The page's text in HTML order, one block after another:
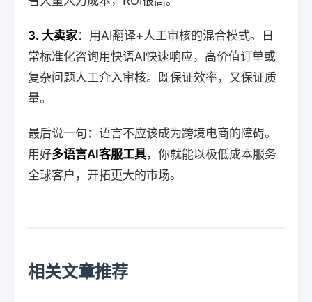
3. 大卖家：用AI翻译+人工审核的混合模式。日
常标准化咨询用快语AI快速响应，高价值订单或
复杂问题人工介入审核。既保证效率，又保证质
量。
最后说一句：语言不应该成为跨境电商的障碍。
用好多语言AI客服工具，你就能以极低成本服务
全球客户，开拓更大的市场。
相关文章推荐